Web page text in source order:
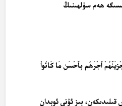
ھەم سۈلھىنىڭ
أَجْرَهُم بِأَحْسَنِ مَا كَانُواْ
بىز ئۇنى ئوبدان